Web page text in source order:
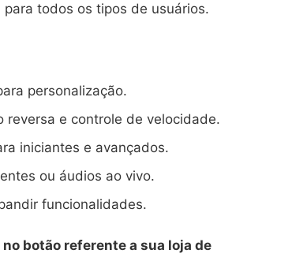
todos os tipos de usuários.
personalização.
reversa e controle de velocidade.
iniciantes e avançados.
ou áudios ao vivo.
funcionalidades.
botão referente a sua loja de